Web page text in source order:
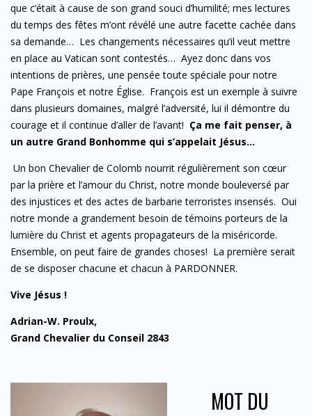
que c’était à cause de son grand souci d’humilité; mes lectures
du temps des fêtes m’ont révélé une autre facette cachée dans
sa demande… Les changements nécessaires qu’il veut mettre
en place au Vatican sont contestés… Ayez donc dans vos
intentions de prières, une pensée toute spéciale pour notre
Pape François et notre Église. François est un exemple à suivre
dans plusieurs domaines, malgré l’adversité, lui il démontre du
courage et il continue d’aller de l’avant! Ça me fait penser, à
un autre Grand Bonhomme qui s’appelait Jésus…
Un bon Chevalier de Colomb nourrit régulièrement son cœur
par la prière et l’amour du Christ, notre monde bouleversé par
des injustices et des actes de barbarie terroristes insensés. Oui
notre monde a grandement besoin de témoins porteurs de la
lumière du Christ et agents propagateurs de la miséricorde.
Ensemble, on peut faire de grandes choses! La première serait
de se disposer chacune et chacun à PARDONNER.
Vive Jésus !
Adrian-W. Proulx,
Grand Chevalier du Conseil 2843
MOT DU